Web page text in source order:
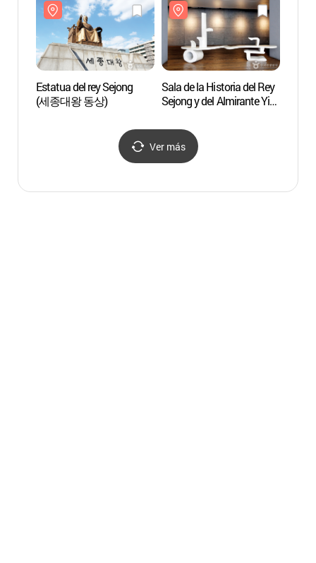
Estatua del rey Sejong
(세종대왕 동상)
Sala de la Historia del Rey
Sejong y del Almirante Yi
(세종충무공이야기)
Ver más